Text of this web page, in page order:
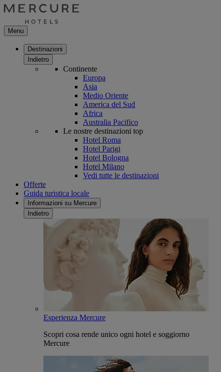
Menu
Destinazioni
Indietro
Continente
Europa
Asia
Medio Oriente
America del Sud
Africa
Australia Pacifico
Le nostre destinazioni top
Hotel Roma
Hotel Parigi
Hotel Bologna
Hotel Milano
Vedi tutte le destinazioni
Offerte
Guida turistica locale
Informazioni su Mercure
Indietro
Esperienza Mercure
Scopri cosa rende unico ogni hotel e soggiorno
Mercure